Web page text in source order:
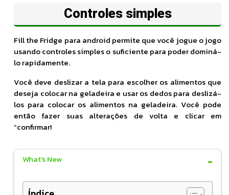
Controles simples
Fill the Fridge para android permite que você jogue o jogo
usando controles simples o suficiente para poder dominá-
lo rapidamente.
Você deve deslizar a tela para escolher os alimentos que
deseja colocar na geladeira e usar os dedos para deslizá-
los para colocar os alimentos na geladeira. Você pode
então fazer suas alterações de volta e clicar em
“confirmar!
What's New